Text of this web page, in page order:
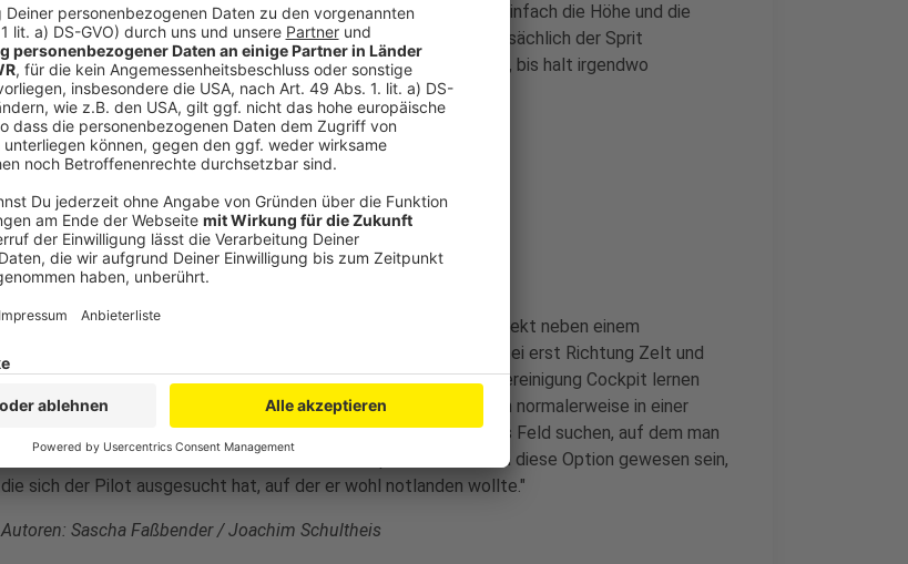
Experten: "Wenn diese Flugroute endet, behalten die Flugzeuge einfach die Höhe und die
Richtung bei, sie fliegen in dieser Richtung so lange weiter, bis tatsächlich der Sprit
aufgebraucht wurde. Die Flugzeuge sinken schließlich im Gleitflug, bis halt irgendwo
Bodenkontakt ist",
Anzeige
Pilot in Duisburg steuerte Parkplatz wohl bewusst an
Anzeige
Bei dem Flugzeugabsturz in Duisburg war dieser Bodenkontakt direkt neben einem
vollbesetzten Zirkuszelt. Augenzeugen berichten: Das Flugzeug sei erst Richtung Zelt und
dann zum Parkplatz hingesteuert worden. Laut Frontini von der Vereinigung Cockpit lernen
Piloten so etwas beim Flugschein: "Auf einer Flugschule lernt man normalerweise in einer
einmotorigen Maschine: sobald eben der Motor ausfällt, ein freies Feld suchen, auf dem man
versucht, notzulanden. Insofern kann da der Parkplatz tatsächlich diese Option gewesen sein,
die sich der Pilot ausgesucht hat, auf der er wohl notlanden wollte."
Autoren: Sascha Faßbender / Joachim Schultheis